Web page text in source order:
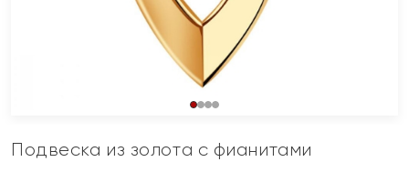
Подвеска из золота с фианитами